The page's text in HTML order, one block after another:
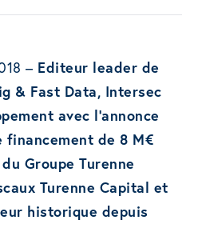
– Editeur leader de
& Fast Data, Intersec
avec l’annonce
financement de 8 M€
Groupe Turenne
Turenne Capital et
historique depuis